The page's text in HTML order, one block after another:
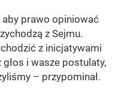
prawo opiniować
z Sejmu.
z inicjatywami
i wasze postulaty,
– przypominał.